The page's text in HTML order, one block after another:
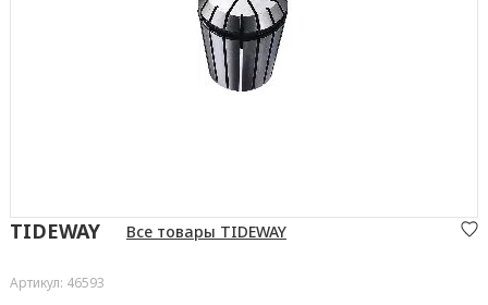
TIDEWAY Все товары TIDEWAY
Артикул: 46593